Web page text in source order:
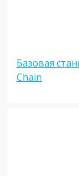
Базовая
Chain